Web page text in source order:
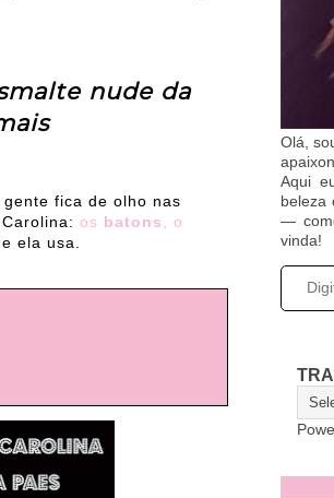
nude da
fica de olho nas
os batons
o
ela usa.
Olá,
Aqui
beleza
—
vinda!